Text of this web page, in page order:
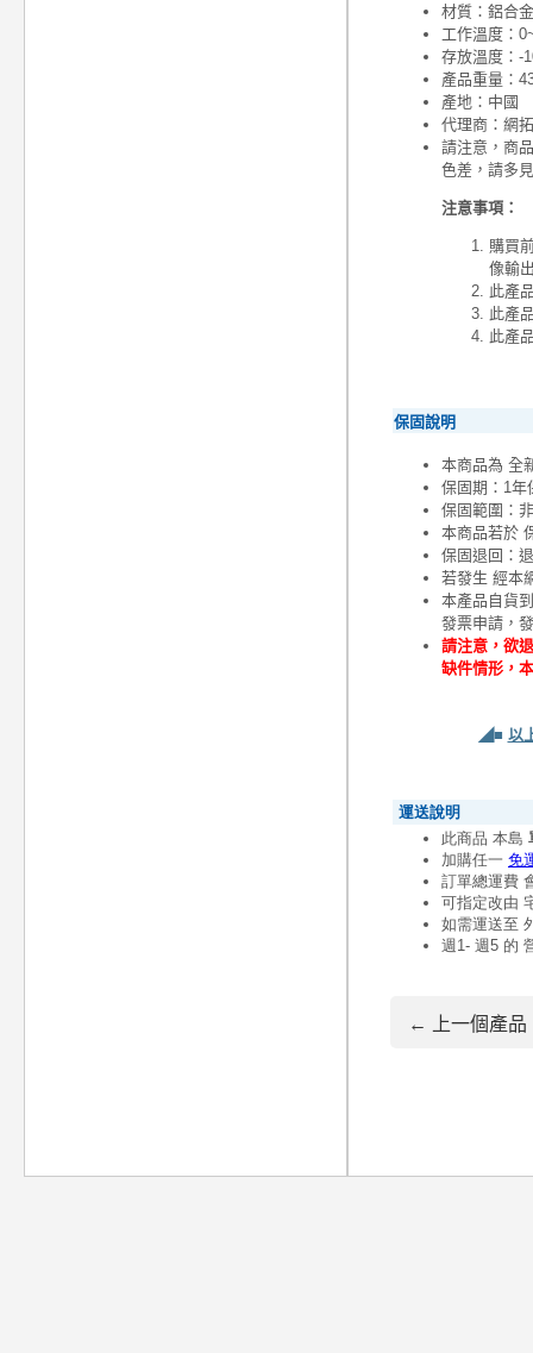
材質：鋁合金
工作溫度：
存放溫度：-
產品重量：
產地：中國
代理商：網
請注意，商
色差，請多
注意事項：
購買
像輸
此產
此產
此產
保固說明
本商品為 全
保固期：1年
保固範圍：
本商品若於
保固退回：
若發生 經本
本產品自貨
發票申請，
請注意，欲
缺件情形，
◢■ 以
← 上一個產品